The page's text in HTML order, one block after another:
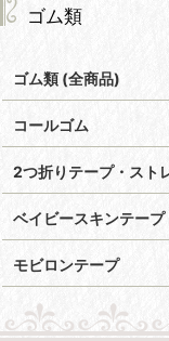
ゴム類
ゴム類 (全商品)
コールゴム
2つ折りテープ・スト
ベイビースキンテープ
モビロンテープ